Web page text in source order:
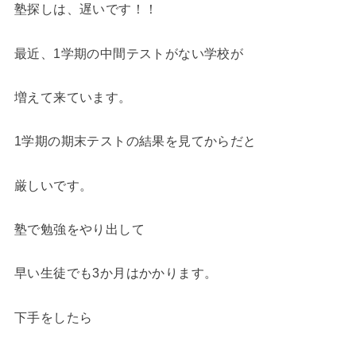
塾探しは、遅いです！！
最近、1学期の中間テストがない学校が
増えて来ています。
1学期の期末テストの結果を見てからだと
厳しいです。
塾で勉強をやり出して
早い生徒でも3か月はかかります。
下手をしたら